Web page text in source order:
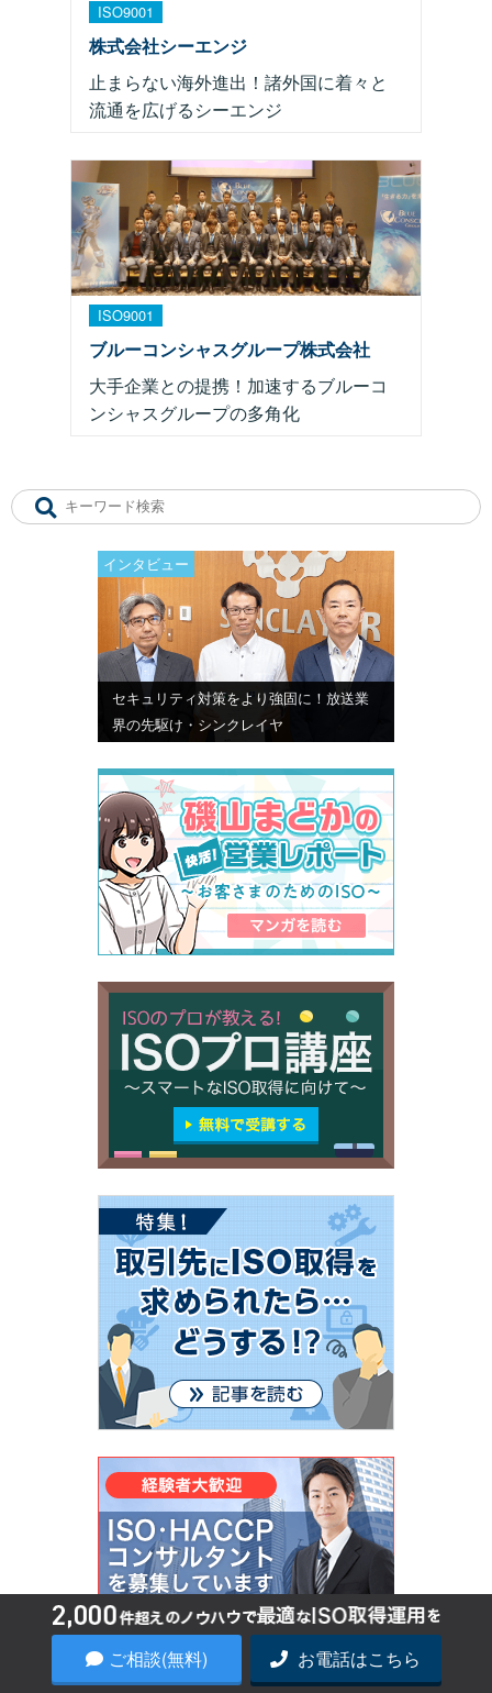
ISO9001
株式会社シーエンジ
止まらない海外進出！諸外国に着々と
流通を広げるシーエンジ
ISO9001
ブルーコンシャスグループ株式会社
大手企業との提携！加速するブルーコ
ンシャスグループの多角化
インタビュー
セキュリティ対策をより強固に！放送業
界の先駆け・シンクレイヤ
ご相談(無料) お電話はこちら